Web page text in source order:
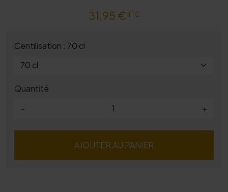
31,95 € TTC
Centilisation : 70 cl
Quantité
-
+
AJOUTER AU PANIER